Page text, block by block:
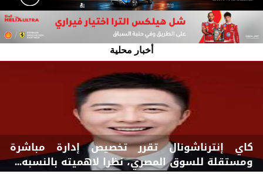
أخبار محلية
كاي إنترناشونال تقرر تخصيص إدارة مباشرة
ومستقلة للسوق المصري، نظرا لاهميته بالنسبه...